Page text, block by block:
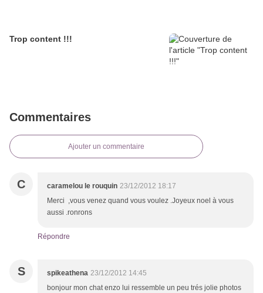
Trop content !!!
Commentaires
Ajouter un commentaire
C caramelou le rouquin 23/12/2012 18:17
Merci ,vous venez quand vous voulez .Joyeux noel à vous
aussi .ronrons
Répondre
S spikeathena 23/12/2012 14:45
bonjour mon chat enzo lui ressemble un peu trés jolie photos